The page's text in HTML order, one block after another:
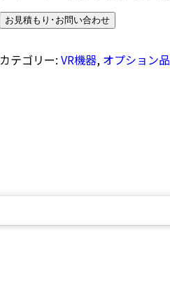
お見積もり･お問い合わせ
カテゴリー: VR機器, オプション品